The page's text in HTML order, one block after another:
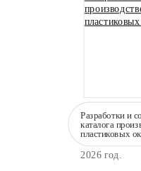
Разработки и
каталога
пластиковых
2026 год.